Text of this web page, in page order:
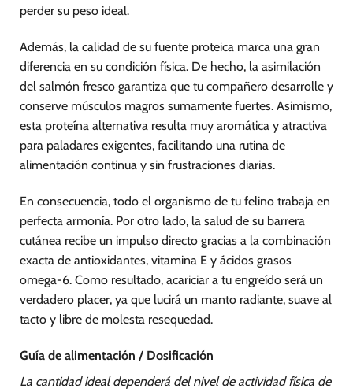
perder su peso ideal.
Además, la calidad de su fuente proteica marca una gran
diferencia en su condición física. De hecho, la asimilación
del salmón fresco garantiza que tu compañero desarrolle y
conserve músculos magros sumamente fuertes. Asimismo,
esta proteína alternativa resulta muy aromática y atractiva
para paladares exigentes, facilitando una rutina de
alimentación continua y sin frustraciones diarias.
En consecuencia, todo el organismo de tu felino trabaja en
perfecta armonía. Por otro lado, la salud de su barrera
cutánea recibe un impulso directo gracias a la combinación
exacta de antioxidantes, vitamina E y ácidos grasos
omega-6. Como resultado, acariciar a tu engreído será un
verdadero placer, ya que lucirá un manto radiante, suave al
tacto y libre de molesta resequedad.
Guía de alimentación / Dosificación
La cantidad ideal dependerá del nivel de actividad física de